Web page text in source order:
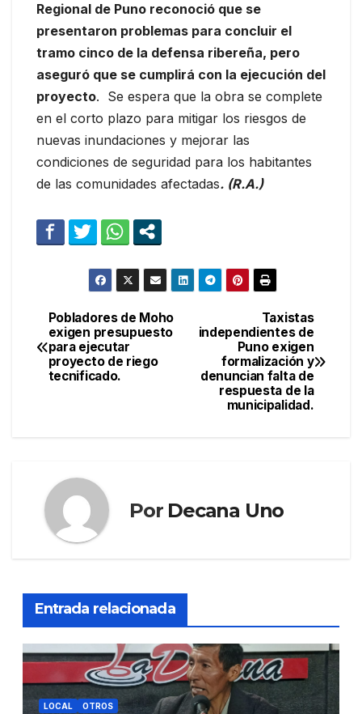
Regional de Puno reconoció que se
presentaron problemas para concluir el
tramo cinco de la defensa ribereña, pero
aseguró que se cumplirá con la ejecución del
proyecto. Se espera que la obra se complete
en el corto plazo para mitigar los riesgos de
nuevas inundaciones y mejorar las
condiciones de seguridad para los habitantes
de las comunidades afectadas. (R.A.)
Navegación
de
Taxistas
independientes de
Puno exigen
formalización y
denuncian falta de
respuesta de la
municipalidad.
Pobladores de Moho
exigen presupuesto
para ejecutar
proyecto de riego
tecnificado.
Por Decana Uno
Entrada relacionada
LOCAL OTROS